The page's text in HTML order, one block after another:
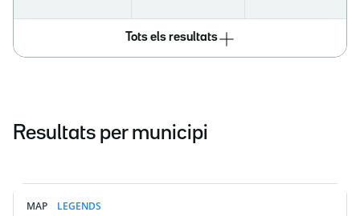
Tots els resultats
Resultats per municipi